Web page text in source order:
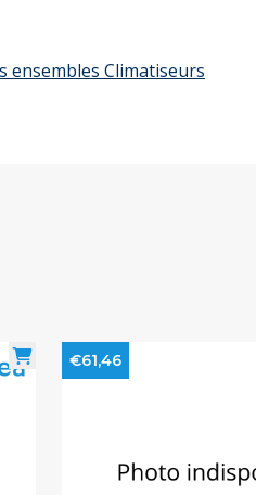
ensembles Climatiseurs
€61,46